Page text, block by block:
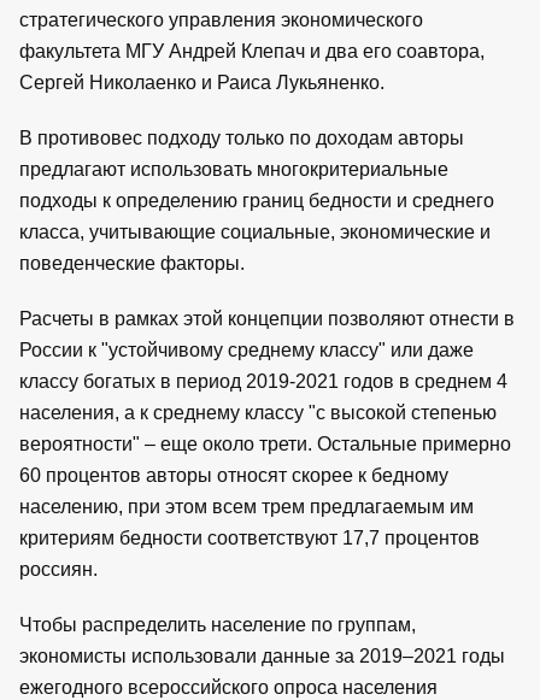
стратегического управления экономического
факультета МГУ Андрей Клепач и два его соавтора,
Сергей Николаенко и Раиса Лукьяненко.
В противовес подходу только по доходам авторы
предлагают использовать многокритериальные
подходы к определению границ бедности и среднего
класса, учитывающие социальные, экономические и
поведенческие факторы.
Расчеты в рамках этой концепции позволяют отнести в
России к "устойчивому среднему классу" или даже
классу богатых в период 2019-2021 годов в среднем 4
населения, а к среднему классу "с высокой степенью
вероятности" – еще около трети. Остальные примерно
60 процентов авторы относят скорее к бедному
населению, при этом всем трем предлагаемым им
критериям бедности соответствуют 17,7 процентов
россиян.
Чтобы распределить население по группам,
экономисты использовали данные за 2019–2021 годы
ежегодного всероссийского опроса населения